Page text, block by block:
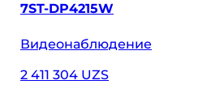
7ST-DP4215W
Видеонаблюдение
2 411 304 UZS